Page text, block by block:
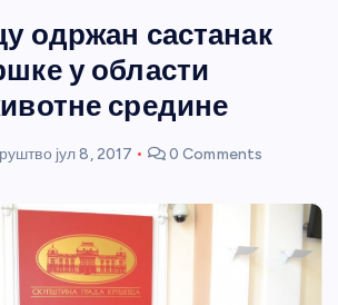
и портал
одржан састанак
у области
средине
јул 8, 2017 0 Comments